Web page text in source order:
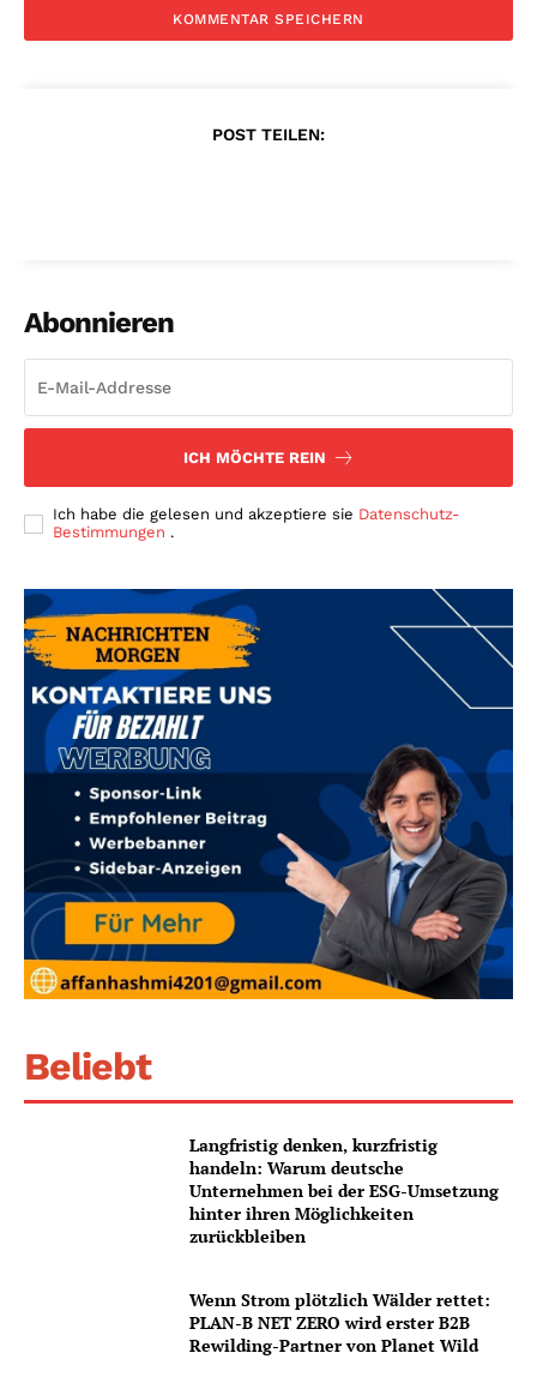
POST TEILEN:
Abonnieren
ICH MÖCHTE REIN
Ich habe die gelesen und akzeptiere sie Datenschutz-
Bestimmungen .
Beliebt
Langfristig denken, kurzfristig
handeln: Warum deutsche
Unternehmen bei der ESG-Umsetzung
hinter ihren Möglichkeiten
zurückbleiben
Wenn Strom plötzlich Wälder rettet:
PLAN-B NET ZERO wird erster B2B
Rewilding-Partner von Planet Wild